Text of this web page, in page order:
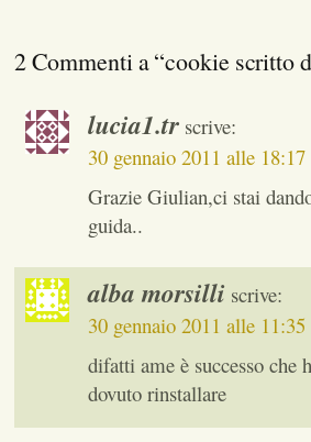
2 Commenti a “cookie scritto
lucia1.tr scrive:
30 gennaio 2011 alle 18:17
Grazie Giulian,ci stai
guida..
alba morsilli scrive:
30 gennaio 2011 alle 11:35
difatti ame è successo
dovuto rinstallare